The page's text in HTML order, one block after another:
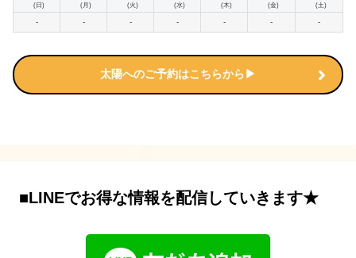
(日) (月) (火) (水) (木) (金) (土)
- - - - - - -
太陽へのご予約はこちらから▶
■LINEでお得な情報を配信していきます★